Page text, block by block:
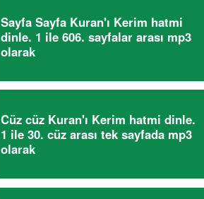
Sayfa Sayfa Kuran'ı Kerim hatmi
dinle. 1 ile 606. sayfalar arası mp3
olarak
Cüz cüz Kuran'ı Kerim hatmi dinle.
1 ile 30. cüz arası tek sayfada mp3
olarak